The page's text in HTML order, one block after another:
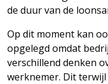
de duur van de
Op dit moment kan
opgelegd omdat
verschillend denken
werknemer. Dit